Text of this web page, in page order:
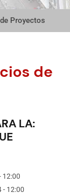
Proyectos
de
LA:
12:00
12:00